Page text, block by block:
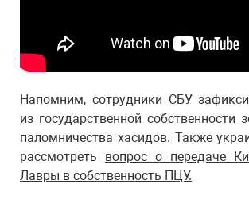
Напомним, сотрудники СБУ
из государственной собственности
паломничества хасидов. Также
рассмотреть вопрос о передаче
Лавры в собственность ПЦУ.